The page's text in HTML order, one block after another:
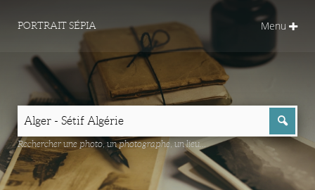
PORTRAIT SÉPIA Menu
Rechercher une photo, un photographe, un lieu...